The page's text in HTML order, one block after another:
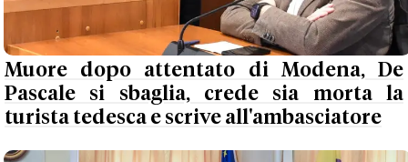
Muore dopo attentato di Modena, De
Pascale si sbaglia, crede sia morta la
turista tedesca e scrive all'ambasciatore